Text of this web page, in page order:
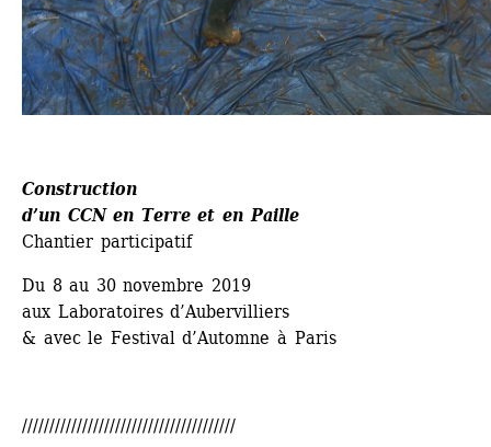
Construction
d’un CCN en Terre et en Paille
Chantier participatif
Du 8 au 30 novembre 2019
aux Laboratoires d’Aubervilliers
& avec le Festival d’Automne à Paris
///////////////////////////////////////